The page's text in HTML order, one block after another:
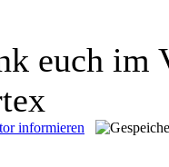
euch im
informieren